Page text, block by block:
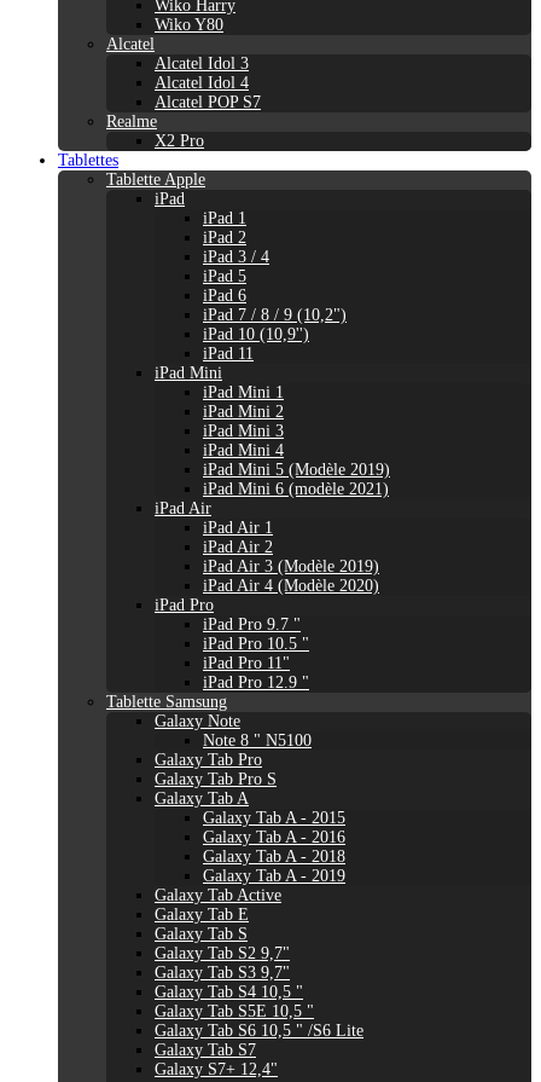
Wiko Harry
Wiko Y80
Alcatel
Alcatel Idol 3
Alcatel Idol 4
Alcatel POP S7
Realme
X2 Pro
Tablettes
Tablette Apple
iPad
iPad 1
iPad 2
iPad 3 / 4
iPad 5
iPad 6
iPad 7 / 8 / 9 (10,2")
iPad 10 (10,9'')
iPad 11
iPad Mini
iPad Mini 1
iPad Mini 2
iPad Mini 3
iPad Mini 4
iPad Mini 5 (Modèle 2019)
iPad Mini 6 (modèle 2021)
iPad Air
iPad Air 1
iPad Air 2
iPad Air 3 (Modèle 2019)
iPad Air 4 (Modèle 2020)
iPad Pro
iPad Pro 9.7 "
iPad Pro 10.5 "
iPad Pro 11"
iPad Pro 12.9 "
Tablette Samsung
Galaxy Note
Note 8 " N5100
Galaxy Tab Pro
Galaxy Tab Pro S
Galaxy Tab A
Galaxy Tab A - 2015
Galaxy Tab A - 2016
Galaxy Tab A - 2018
Galaxy Tab A - 2019
Galaxy Tab Active
Galaxy Tab E
Galaxy Tab S
Galaxy Tab S2 9,7"
Galaxy Tab S3 9,7"
Galaxy Tab S4 10,5 "
Galaxy Tab S5E 10,5 "
Galaxy Tab S6 10,5 " /S6 Lite
Galaxy Tab S7
Galaxy S7+ 12,4"